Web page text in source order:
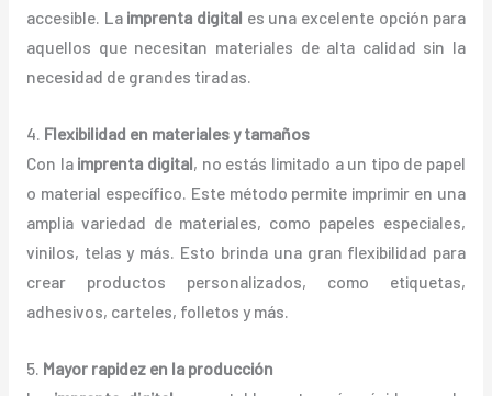
accesible. La imprenta digital es una excelente opción para
aquellos que necesitan materiales de alta calidad sin la
necesidad de grandes tiradas.
4. Flexibilidad en materiales y tamaños
Con la imprenta digital, no estás limitado a un tipo de papel
o material específico. Este método permite imprimir en una
amplia variedad de materiales, como papeles especiales,
vinilos, telas y más. Esto brinda una gran flexibilidad para
crear productos personalizados, como etiquetas,
adhesivos, carteles, folletos y más.
5. Mayor rapidez en la producción